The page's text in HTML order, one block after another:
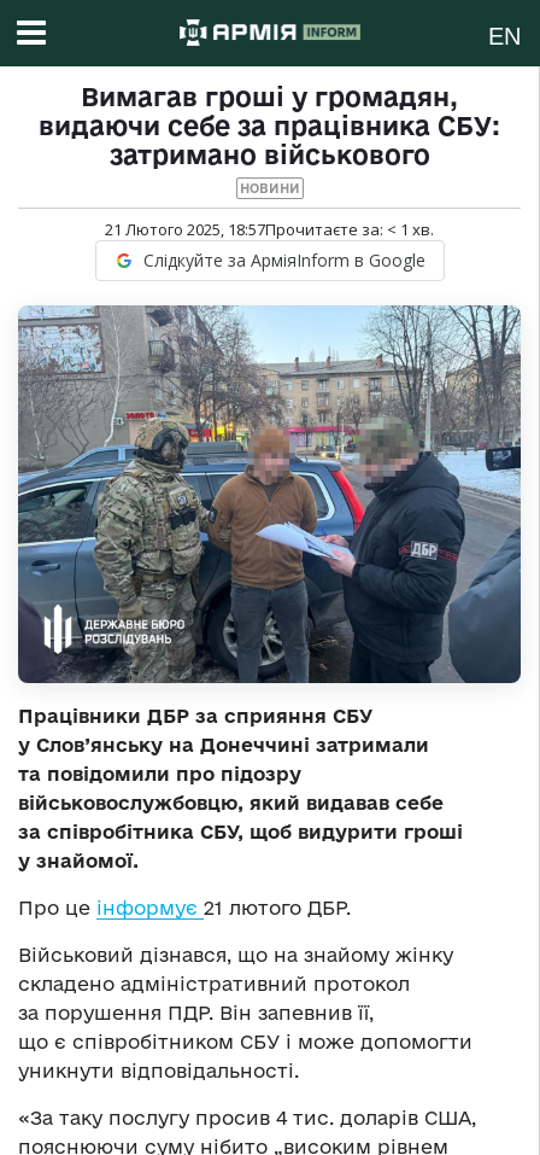
EN
Вимагав гроші у громадян,
видаючи себе за працівника СБУ:
затримано військового
НОВИНИ
21 Лютого 2025, 18:57Прочитаєте за: < 1 хв.
Слідкуйте за АрміяInform в Google
Працівники ДБР за сприяння СБУ
у Слов’янську на Донеччині затримали
та повідомили про підозру
військовослужбовцю, який видавав себе
за співробітника СБУ, щоб видурити гроші
у знайомої.
Про це інформує 21 лютого ДБР.
Військовий дізнався, що на знайому жінку
складено адміністративний протокол
за порушення ПДР. Він запевнив її,
що є співробітником СБУ і може допомогти
уникнути відповідальності.
«За таку послугу просив 4 тис. доларів США,
пояснюючи суму нібито „високим рівнем